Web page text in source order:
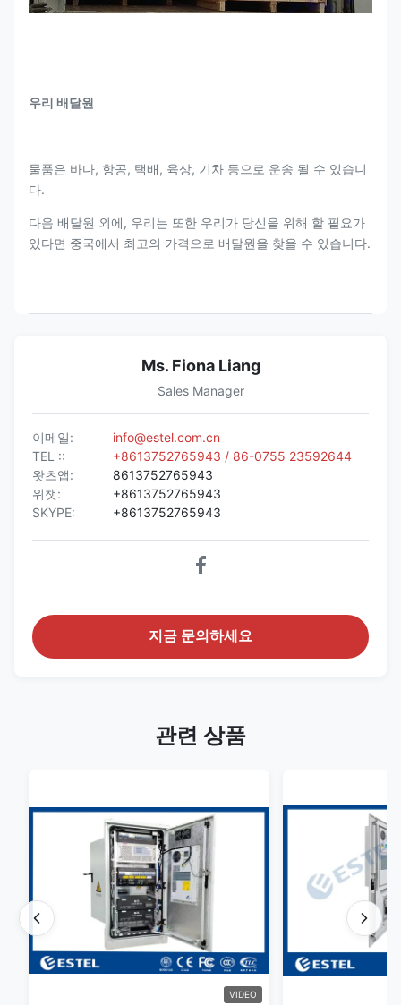
우리 배달원
물품은 바다, 항공, 택배, 육상, 기차 등으로 운송 될 수 있습니
다.
다음 배달원 외에, 우리는 또한 우리가 당신을 위해 할 필요가
있다면 중국에서 최고의 가격으로 배달원을 찾을 수 있습니다.
Ms. Fiona Liang
Sales Manager
이메일:
info@estel.com.cn
TEL ::
+8613752765943 / 86-0755 23592644
왓츠앱:
8613752765943
위챗:
+8613752765943
SKYPE:
+8613752765943
지금 문의하세요
관련 상품
VIDEO